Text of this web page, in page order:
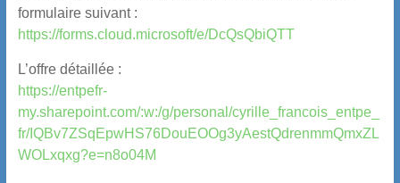
formulaire suivant :
https://forms.cloud.microsoft/e/DcQsQbiQTT
L’offre détaillée :
https://entpefr-
my.sharepoint.com/:w:/g/personal/cyrille_francois_entpe_
fr/IQBv7ZSqEpwHS76DouEOOg3yAestQdrenmmQmxZL
WOLxqxg?e=n8o04M